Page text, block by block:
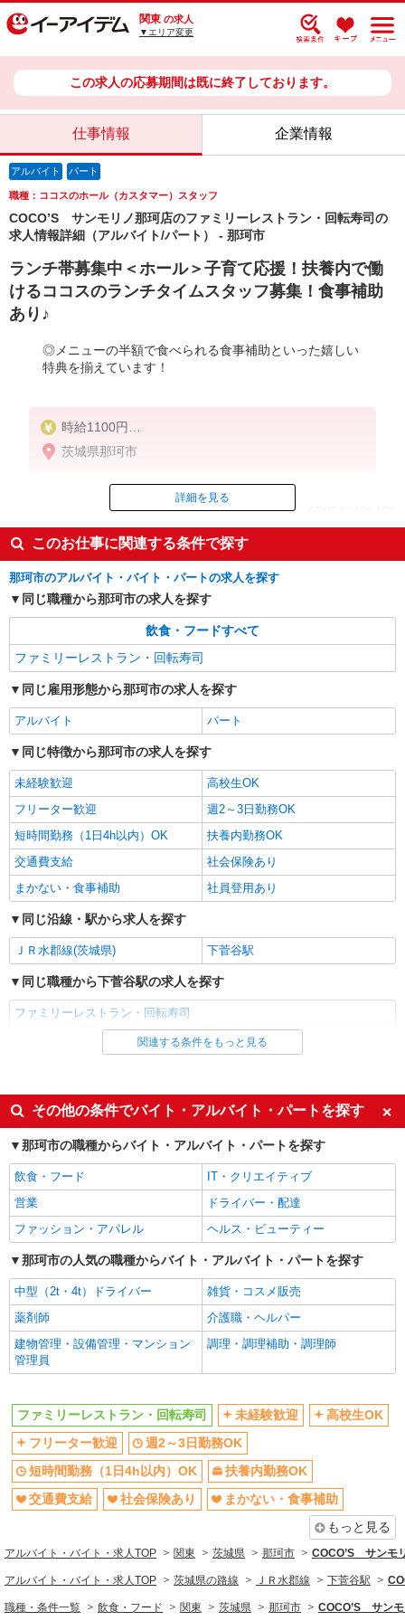
関東 の求人
▼エリア変更
この求人の応募期間は既に終了しております。
仕事情報 企業情報
アルバイト パート
職種：ココスのホール（カスタマー）スタッフ
COCO’S サンモリノ那珂店のファミリーレストラン・回転寿司の
求人情報詳細（アルバイト/パート） - 那珂市
ランチ帯募集中＜ホール＞子育て応援！扶養内で働
けるココスのランチタイムスタッフ募集！食事補助
あり♪
◎メニューの半額で食べられる食事補助といった嬉しい
特典を揃えています！
時給1100円
※22:00〜翌5:00：時給1375円
※高校生時給1080円
早朝手当（5:00〜8:00）時給＋150円
茨城県那珂市
ID：AE0522459450
掲載期間終了
詳細を見る
このお仕事に関連する条件で探す
那珂市のアルバイト・バイト・パートの求人を探す
同じ職種から那珂市の求人を探す
飲食・フードすべて
ファミリーレストラン・回転寿司
同じ雇用形態から那珂市の求人を探す
アルバイト パート
同じ特徴から那珂市の求人を探す
未経験歓迎
高校生OK
フリーター歓迎
週2～3日勤務OK
短時間勤務（1日4h以内）OK
扶養内勤務OK
交通費支給
社会保険あり
まかない・食事補助
社員登用あり
同じ沿線・駅から求人を探す
ＪＲ水郡線(茨城県) 下菅谷駅
同じ職種から下菅谷駅の求人を探す
ファミリーレストラン・回転寿司
同じ雇用形態から下菅谷駅の求人を探す
同じ特徴から下菅谷駅の求人を探す
未経験歓迎
高校生OK
フリーター歓迎
週2～3日勤務OK
短時間勤務（1日4h以内）OK
扶養内勤務OK
交通費支給
社会保険あり
まかない・食事補助
社員登用あり
飲食・フード
同じ特徴から求人を探す
未経験歓迎
扶養内勤務OK
交通費支給
社会保険あり
まかない・食事補助
社員登用あり
関連する条件をもっと見る
その他の条件でバイト・アルバイト・パートを探す
那珂市の職種からバイト・アルバイト・パートを探す
飲食・フード
IT・クリエイティブ
営業
ドライバー・配達
ファッション・アパレル
ヘルス・ビューティー
那珂市の人気の職種からバイト・アルバイト・パートを探す
中型（2t・4t）ドライバー
雑貨・コスメ販売
薬剤師
介護職・ヘルパー
建物管理・設備管理・マンション
管理員
調理・調理補助・調理師
ファミリーレストラン・回転寿司 未経験歓迎
高校生OK
フリーター歓迎
週2～3日勤務OK
短時間勤務（1日4h以内）OK
扶養内勤務OK
交通費支給
社会保険あり
まかない・食事補助
もっと見る
アルバイト・バイト・求人TOP 関東 茨城県 那珂市 COCO’S サンモ
アルバイト・バイト・求人TOP 茨城県の路線 ＪＲ水郡線 下菅谷駅
職種・条件一覧 飲食・フード 関東 茨城県 那珂市 COCO’S サン